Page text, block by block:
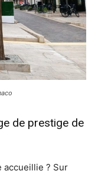
de prestige de
accueillie ? Sur